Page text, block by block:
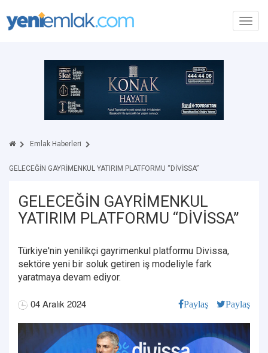
Emlak Haberleri
GELECEĞİN GAYRİMENKUL YATIRIM PLATFORMU “DİVİSSA”
GELECEĞİN GAYRİMENKUL
YATIRIM PLATFORMU “DİVİSSA”
Türkiye'nin yenilikçi gayrimenkul platformu Divissa,
sektöre yeni bir soluk getiren iş modeliyle fark
yaratmaya devam ediyor.
04 Aralık 2024 Paylaş Paylaş